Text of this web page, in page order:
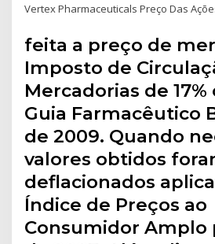
Vertex Pharmaceuticals Preço Das
feita a preço de
Imposto de
Mercadorias de
Guia Farmacêutico
de 2009. Quando
valores obtidos
deflacionados
Índice de Preços ao
Consumidor Amplo